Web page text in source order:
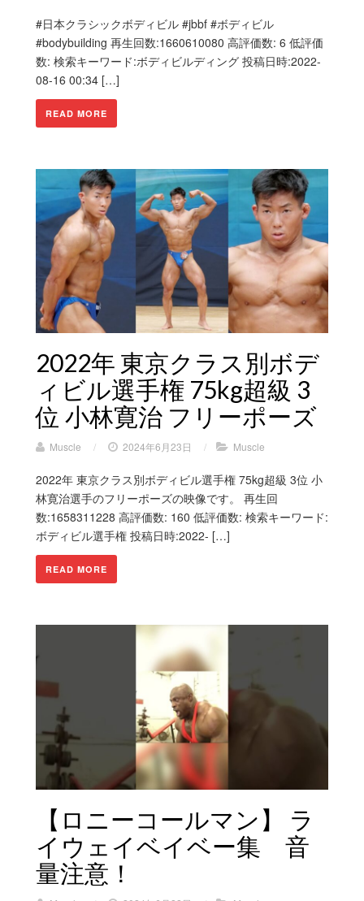
#日本クラシックボディビル #jbbf #ボディビル
#bodybuilding 再生回数:1660610080 高評価数: 6 低評価
数: 検索キーワード:ボディビルディング 投稿日時:2022-
08-16 00:34 […]
READ MORE
2022年 東京クラス別ボデ
ィビル選手権 75kg超級 3
位 小林寛治 フリーポーズ
Muscle / 2024年6月23日 / Muscle
2022年 東京クラス別ボディビル選手権 75kg超級 3位 小
林寛治選手のフリーポーズの映像です。 再生回
数:1658311228 高評価数: 160 低評価数: 検索キーワード:
ボディビル選手権 投稿日時:2022- […]
READ MORE
【ロニーコールマン】 ラ
イウェイベイベー集 音
量注意！